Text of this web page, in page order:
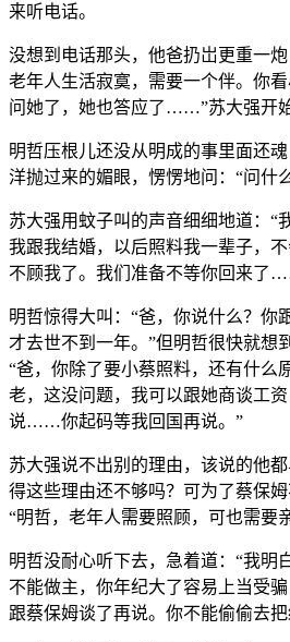
来听电话。
没想到电话那头，他爸扔岀更重一炮
老年人生活寂寞，需要一个伴。你
问她了，她也答应了……”苏大强开
明哲压根儿还没从明成的事里面还
洋抛过来的媚眼，愣愣地问：“问什
苏大强用蚊子叫的声音细细地道：“
我跟我结婚，以后照料我一辈子，
不顾我了。我们准备不等你回来了
明哲惊得大叫：“爸，你说什么？
才去世不到一年。”但明哲很快就想
“爸，你除了要小蔡照料，还有什么
老，这没问题，我可以跟她商谈工
说……你起码等我回国再说。”
苏大强说不出别的理由，该说的他
得这些理由还不够吗？可为了蔡保姆
“明哲，老年人需要照顾，可也需
明哲没耐心听下去，急着道：“我明
不能做主，你年纪大了容易上当受
跟蔡保姆谈了再说。你不能偷偷去